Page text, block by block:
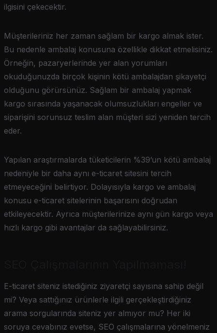
ilgisini çekecektir.
Müşterileriniz her zaman sağlam bir kargo almak ister.
Bu nedenle ambalaj konusuna özellikle dikkat etmelisiniz.
Örneğin, pazaryerlerinde yer alan yorumları
okuduğunuzda birçok kişinin kötü ambalajdan şikayetçi
olduğunu görürsünüz. Sağlam bir ambalaj yapmak
kargo sırasında yaşanacak olumsuzlukları engeller ve
siparişini sorunsuz teslim alan müşteri sizi yeniden tercih
eder.
Yapılan araştırmalarda tüketicilerin %39’un kötü ambalaj
nedeniyle bir daha aynı e-ticaret sitesini tercih
etmeyeceğini belirtiyor. Dolayısıyla kargo ve ambalaj
konusu e-ticaret sitelerinin başarısını doğrudan
etkileyecektir. Ayrıca müşterilerinize aynı gün kargo veya
hızlı kargo gibi avantajlar da sağlayabilirsiniz.
E-ticaret siteniz istediğiniz ziyaretçi sayısına sahip değil
mi? Veya sattığınız ürünlerle ilgili gerçekleştirdiğiniz
arama sorgularında siteniz yer almıyor mu? Her iki
soruya cevabınız evetse, SEO çalışmalarına yönelmeniz